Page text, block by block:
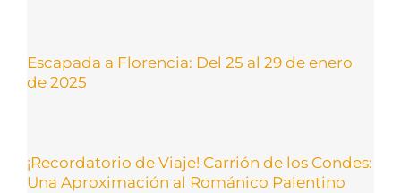
Escapada a Florencia: Del 25 al 29 de enero
de 2025
¡Recordatorio de Viaje! Carrión de los Condes:
Una Aproximación al Románico Palentino